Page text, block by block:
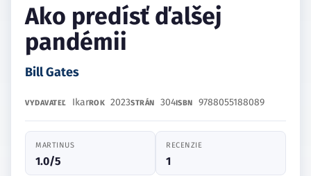
Ako predísť ďalšej
pandémii
Bill Gates
VYDAVATEĽ IkarROK 2023STRÁN 304ISBN 9788055188089
MARTINUS
1.0/5
RECENZIE
1